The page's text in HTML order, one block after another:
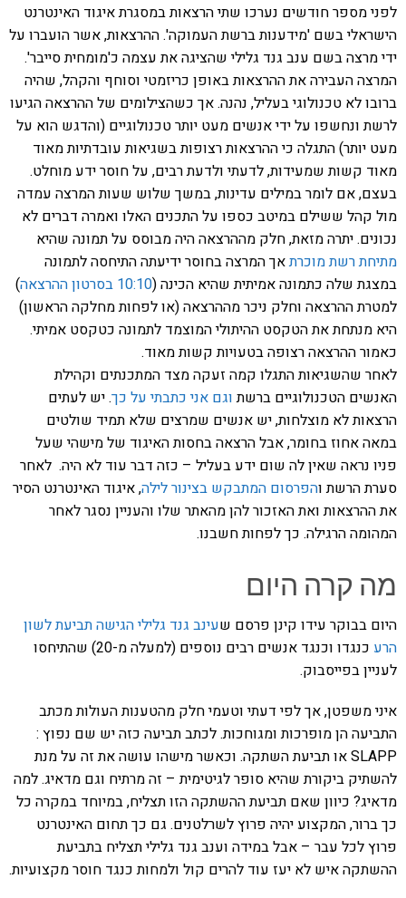
לפני מספר חודשים נערכו שתי הרצאות במסגרת איגוד האינטרנט
הישראלי בשם 'מידענות ברשת העמוקה'. ההרצאות, אשר הועברו על
ידי מרצה בשם ענב גנד גלילי שהציגה את עצמה כ'מומחית סייבר'.
המרצה העבירה את ההרצאות באופן כריזמטי וסוחף והקהל, שהיה
ברובו לא טכנולוגי בעליל, נהנה. אך כשהצילומים של ההרצאה הגיעו
לרשת ונחשפו על ידי אנשים מעט יותר טכנולוגיים (והדגש הוא על
מעט יותר) התגלה כי ההרצאות רצופות בשגיאות עובדתיות מאוד
מאוד קשות שמעידות, לדעתי ולדעת רבים, על חוסר ידע מוחלט.
בעצם, אם לומר במילים עדינות, במשך שלוש שעות המרצה עמדה
מול קהל ששילם במיטב כספו על התכנים האלו ואמרה דברים לא
נכונים. יתרה מזאת, חלק מההרצאה היה מבוסס על תמונה שהיא
מתיחת רשת מוכרתאך המרצה בחוסר ידיעתה התיחסה לתמונה
במצגת שלה כתמונה אמיתית שהיא הכינה (10:10 בסרטון ההרצאה
)
למטרת ההרצאה וחלק ניכר מההרצאה (או לפחות מחלקה הראשון)
היא מנתחת את הטקסט ההיתולי המוצמד לתמונה כטקסט אמיתי.
כאמור ההרצאה רצופה בטעויות קשות מאוד.
לאחר שהשגיאות התגלו קמה זעקה מצד המתכנתים וקהילת
האנשים הטכנולוגיים ברשתוגם אני כתבתי על כך. יש לעתים
הרצאות לא מוצלחות, יש אנשים שמרצים שלא תמיד שולטים
במאה אחוז בחומר, אבל הרצאה בחסות האיגוד של מישהי שעל
פניו נראה שאין לה שום ידע בעליל – כזה דבר עוד לא היה. לאחר
סערת הרשת והפרסום המתבקש בצינור לילה, איגוד האינטרנט הסיר
את ההרצאות ואת האזכור להן מהאתר שלו והעניין נסגר לאחר
המהומה הרגילה. כך לפחות חשבנו.
מה קרה היום
היום בבוקר עידו קינן פרסם שעינב גנד גלילי הגישה תביעת לשון
הרע
כנגדו וכנגד אנשים רבים נוספים (למעלה מ-20) שהתיחסו
לעניין בפייסבוק.
איני משפטן, אך לפי דעתי וטעמי חלק מהטענות העולות מכתב
התביעה הן מופרכות ומגוחכות. לכתב תביעה כזה יש שם נפוץ :
SLAPP או תביעת השתקה. וכאשר מישהו עושה את זה על מנת
להשתיק ביקורת שהיא סופר לגיטימית – זה מרתיח וגם מדאיג. למה
מדאיג? כיוון שאם תביעת ההשתקה הזו תצליח, במיוחד במקרה כל
כך ברור, המקצוע יהיה פרוץ לשרלטנים. גם כך תחום האינטרנט
פרוץ לכל עבר – אבל במידה וענב גנד גלילי תצליח בתביעת
ההשתקה איש לא יעז עוד להרים קול ולמחות כנגד חוסר מקצועיות.